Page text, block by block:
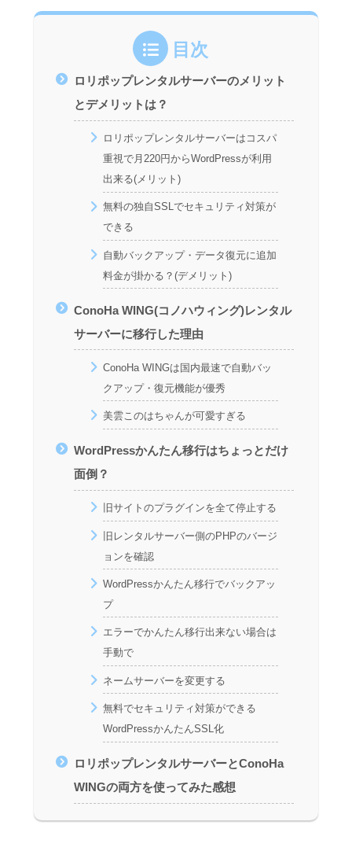
目次
ロリポップレンタルサーバーのメリット
とデメリットは？
ロリポップレンタルサーバーはコスパ
重視で月220円からWordPressが利用
出来る(メリット)
無料の独自SSLでセキュリティ対策が
できる
自動バックアップ・データ復元に追加
料金が掛かる？(デメリット)
ConoHa WING(コノハウィング)レンタル
サーバーに移行した理由
ConoHa WINGは国内最速で自動バッ
クアップ・復元機能が優秀
美雲このはちゃんが可愛すぎる
WordPressかんたん移行はちょっとだけ
面倒？
旧サイトのプラグインを全て停止する
旧レンタルサーバー側のPHPのバージ
ョンを確認
WordPressかんたん移行でバックアッ
プ
エラーでかんたん移行出来ない場合は
手動で
ネームサーバーを変更する
無料でセキュリティ対策ができる
WordPressかんたんSSL化
ロリポップレンタルサーバーとConoHa
WINGの両方を使ってみた感想